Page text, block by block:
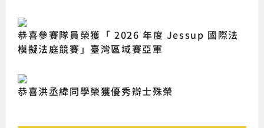
恭喜參賽隊員榮獲「 2026 年度 Jessup 國際法
模擬法庭競賽」臺灣區域賽亞軍
恭喜洪丞緯同學榮獲優秀辯士殊榮